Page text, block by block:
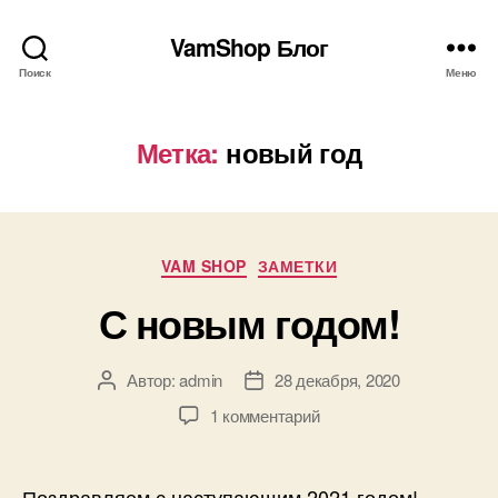
Поиск
VamShop Блог
Меню
Метка: новый год
Рубрики
VAM SHOP ЗАМЕТКИ
С новым годом!
АвторАвтор:admin
Дата28 декабря, 2020
1 комментарийк
новым